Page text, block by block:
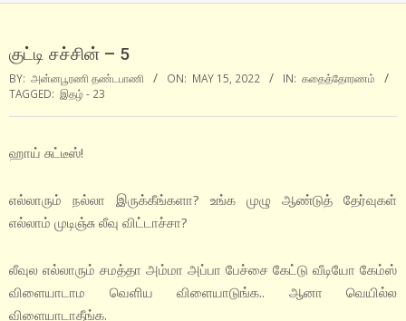
குட்டி சச்சின் – 5
BY: அன்னபூரணி தண்டபாணி ON: MAY 15, 2022 IN: கதைத்தோரணம்
TAGGED: இதழ் - 23
ஹாய் சுட்டீஸ்!
எல்லாரும் நல்லா இருக்கீங்களா? உங்க முழு ஆண்டுத் தேர்வுகள்
எல்லாம் முடிஞ்சு லீவு விட்டாச்சா?
லீவுல எல்லாரும் சமத்தா அம்மா அப்பா பேச்சை கேட்டு வீடியோ கேம்ஸ்
விளையாடாம வெளிய விளையாடுங்க.. ஆனா வெயில்ல
விளையாடாதீங்க.